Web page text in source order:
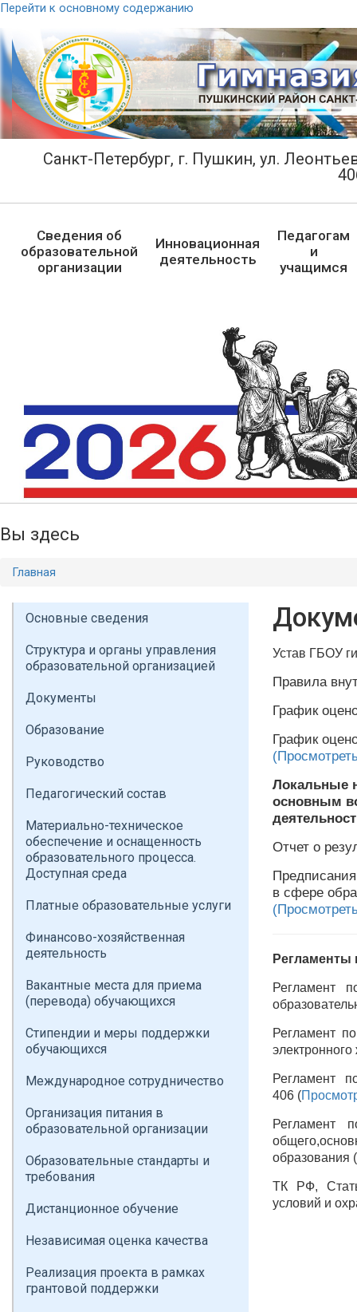
Перейти к основному содержанию
Санкт-Петербург, г. Пушкин, ул.
Сведения об
образовательной
организации
Инновационная
деятельность
Педагогам
и
учащимся
Вы здесь
Главная
Основные сведения
Структура и органы управления
образовательной организацией
Документы
Образование
Руководство
Педагогический состав
Материально-техническое
обеспечение и оснащенность
образовательного процесса.
Доступная среда
Платные образовательные услуги
Финансово-хозяйственная
деятельность
Вакантные места для приема
(перевода) обучающихся
Стипендии и меры поддержки
обучающихся
Международное сотрудничество
Организация питания в
образовательной организации
Образовательные стандарты и
требования
Дистанционное обучение
Независимая оценка качества
Реализация проекта в рамках
грантовой поддержки
Устав ГБОУ
Правила
График
График
(
Локальные
основным
Отчет о
в сфере
Регламенты
Регламент
Регламент
Регламент
406 (
Регламент
образования (
ТК РФ,
условий и